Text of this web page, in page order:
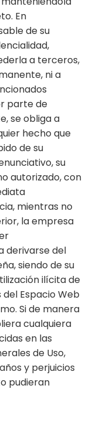
En
de su
a terceros,
ni a
parte de
se obliga a
hecho que
de su
su
autorizado, con
mientras no
la empresa
derivarse del
siendo de su
ilícita de
Espacio Web
Si de manera
cualquiera
en las
de Uso,
y perjuicios
pudieran